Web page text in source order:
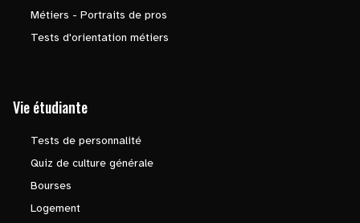
Métiers - Portraits de pros
Tests d'orientation métiers
Vie étudiante
Tests de personnalité
Quiz de culture générale
Bourses
Logement